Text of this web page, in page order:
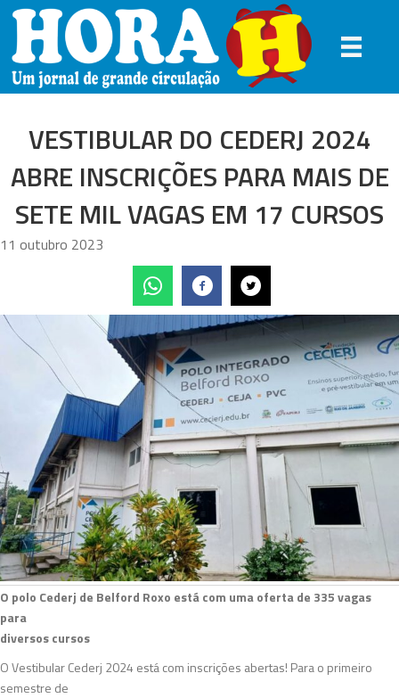
VESTIBULAR DO CEDERJ 2024
ABRE INSCRIÇÕES PARA MAIS DE
SETE MIL VAGAS EM 17 CURSOS
11 outubro 2023
O polo Cederj de Belford Roxo está com uma oferta de 335 vagas
para
diversos cursos
O Vestibular Cederj 2024 está com inscrições abertas! Para o primeiro
semestre de